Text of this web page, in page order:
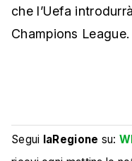
che l’Uefa
Champions League.
Segui laRegione su: